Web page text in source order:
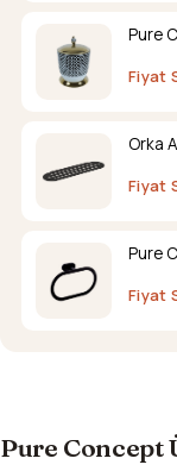
Pure
Fiyat
Orka
Fiyat
Pure
Fiyat
Pure Concept